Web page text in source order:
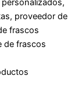
,
, proveedor de
frascos
de frascos